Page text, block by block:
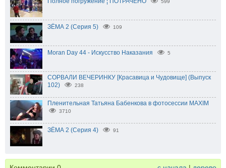
ЗЁМА 2 (Серия 5) 109
Moran Day 44 - Искусство Наказания 5
СОРВАЛИ ВЕЧЕРИНКУ [Красавица и Чудовище] (Выпуск
102)
238
Пленительная Татьяна Бабенкова в фотосессии MAXIM
3710
ЗЁМА 2 (Серия 4) 91